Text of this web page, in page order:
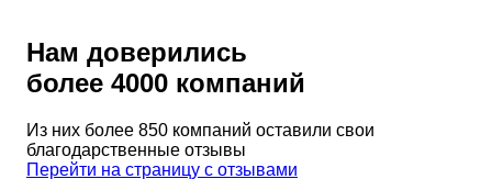
Нам доверились
более 4000 компаний
Из них более 850 компаний оставили свои
благодарственные отзывы
Перейти на страницу с отзывами